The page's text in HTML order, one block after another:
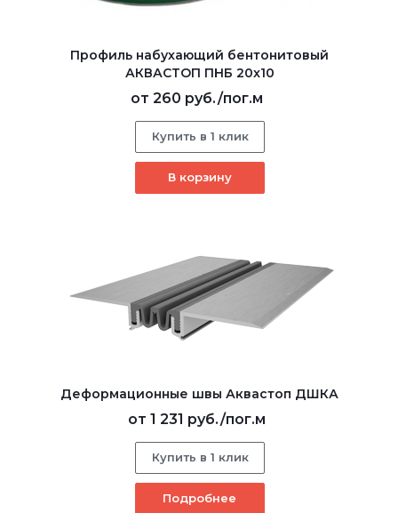
Профиль набухающий бентонитовый
АКВАСТОП ПНБ 20x10
от 260 руб./пог.м
Купить в 1 клик
В корзину
Деформационные швы Аквастоп ДШКА
от 1 231 руб./пог.м
Купить в 1 клик
Подробнее